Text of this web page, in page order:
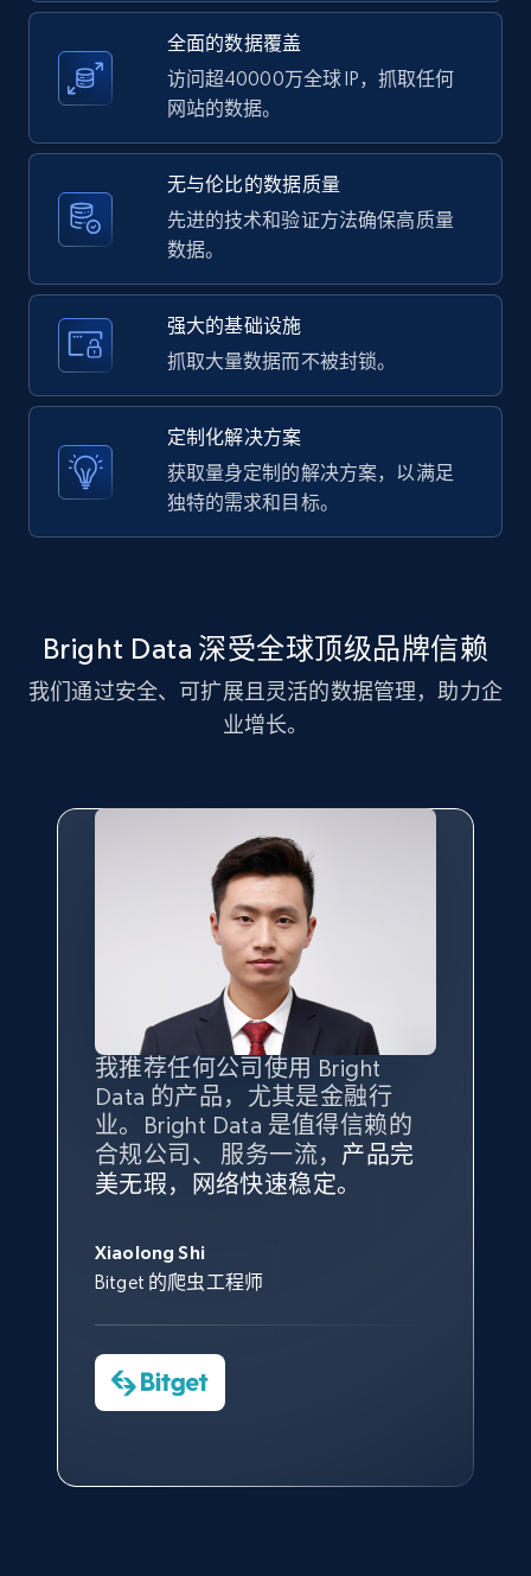
1.5K+
LinkedIn posts - Discover user's articles by
URL
URL, ID, User id, Use url, Title, Headline, Post
text, Date posted, and more.
11.3K+ 1.5K+
LinkedIn posts - Discover posts by Profile
URL
URL, ID, User id, Use url, Title, Headline, Post
LinkedIn posts - Discover new posts
1.5K+
X (formerly Twitter) - Posts
ID, User posted, Name, Description, Date
posted, Photos, URL, Quoted post, and more.
10.4K+ 1.2K+ 注册使用
Twitter posts URLs
ID, User posted, Name, Description, Date
10.4K+ 1.2K+
X (formerly Twitter) - Posts - Getting x
全面的数据覆盖
访问超40000万全球 IP，抓取任何
网站的数据。
无与伦比的数据质量
先进的技术和验证方法确保高质量
数据。
强大的基础设施
抓取大量数据而不被封锁。
定制化解决方案
获取量身定制的解决方案，以满足
独特的需求和目标。
Bright Data 深受全球顶级品牌信赖
我们通过安全、可扩展且灵活的数据管理，助力企
业增长。
我推荐任何公司使用 Bright
Data 的产品，尤其是金融行
业。Bright Data 是值得信赖的
合规公司、 服务一流， 产品完
美无瑕，网络快速稳定。
Xiaolong Shi
Bitget 的爬虫工程师
Bright Data 拥有自有代理基础
设施，助您持续获取网络数据。
帮助您轻松绕过烦人的验证码
（CAPTCHA）。
数据科学专家
根据我的使用体验，Bright Data
的服务价值不可估量。Bright
共网络数据以满足需求，并通过
其支持团队和开发团队，让我们
Charmagne Cruz
—— Shopee Philippines Inc. 报告与分析、
最重要的是拥有质量 最好、
最多的数据，而这正是 Bright
Data 和 tgndata 发挥作用的地
方。
tgndata 的首席执行官 (CEO)
我们对 Bright Data 的可靠性印
象深刻，对整体服务也非常满
沟通，他的协助对我们非常有帮
助。
Convert Group 的 CTO
我们对与 Bright Data 的合作感
到非常满意。各方面都很不错，
服务和支持团队也非常认可。